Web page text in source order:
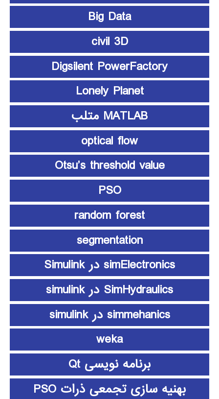
Big Data
civil 3D
Digsilent PowerFactory
Lonely Planet
MATLAB متلب
optical flow
Otsu’s threshold value
PSO
random forest
segmentation
simElectronics در Simulink
SimHydraulics در simulink
simmehanics در simulink
weka
برنامه نویسی Qt
بهنیه سازی تجمعی ذرات PSO